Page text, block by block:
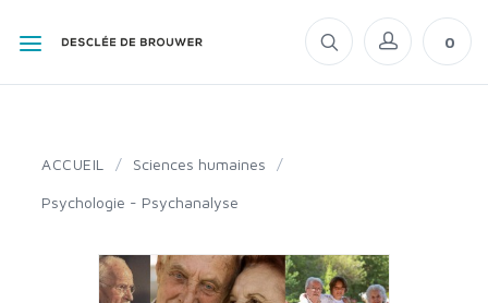
0
ACCUEIL / Sciences humaines /
Psychologie - Psychanalyse